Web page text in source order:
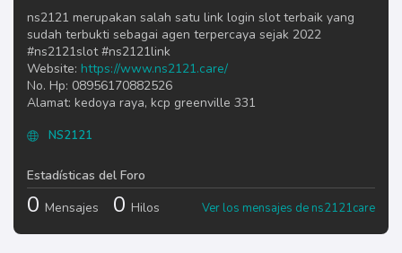
ns2121 merupakan salah satu link login slot terbaik yang
sudah terbukti sebagai agen terpercaya sejak 2022
#ns2121slot #ns2121link
Website: https://www.ns2121.care/
No. Hp: 08956170882526
Alamat: kedoya raya, kcp greenville 331
NS2121
Estadísticas del Foro
0 Mensajes 0 Hilos Ver los mensajes de ns2121care